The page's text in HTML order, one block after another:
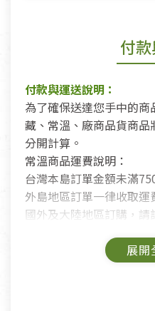
付
付款與運送說明：
為了確保送達您手中的
藏、常溫、廠商品貨商
分開計算。
常溫商品運費說明：
台灣本島訂單金額未滿
外島地區訂單一律收取運
國外及大陸地區訂購，請
鑑賞期商品說明：